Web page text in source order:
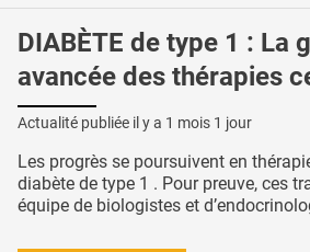
DIABÈTE de type 1 : La
avancée des thérapies
Actualité publiée il y a 1 mois 1 jour
Les progrès se poursuivent en
diabète de type 1 . Pour preuve, ces
équipe de biologistes et